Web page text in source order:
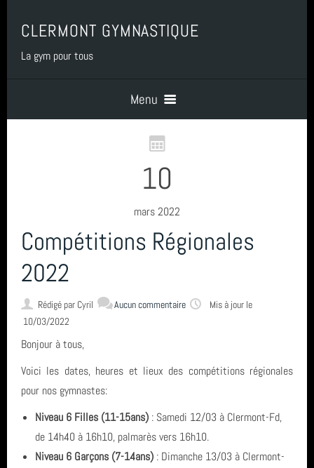
CLERMONT GYMNASTIQUE
La gym pour tous
Menu
Accueil
BENEVOLAT
COTISATIONS
Catégories
10
mars 2022
Compétitions Régionales
2022
Rédigé par Cyril Aucun commentaire
Mis à jour le
10/03/2022
Bonjour à tous,
Voici les dates, heures et lieux des compétitions régionales
pour nos gymnastes:
Niveau 6 Filles (11-15ans) : Samedi 12/03 à Clermont-Fd,
de 14h40 à 16h10, palmarès vers 16h10.
Niveau 6 Garçons (7-14ans) : Dimanche 13/03 à Clermont-